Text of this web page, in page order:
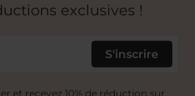
exclusives !
S'inscrire
et recevez 10% de réduction sur